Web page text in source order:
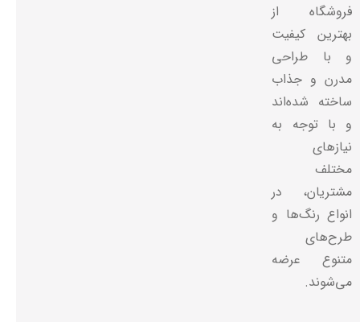
فروشگاه از
بهترین کیفیت
و با طراحی
مدرن و جذاب
ساخته شده‌اند
و با توجه به
نیازهای
مختلف
مشتریان، در
انواع رنگ‌ها و
طرح‌های
متنوع عرضه
می‌شوند.